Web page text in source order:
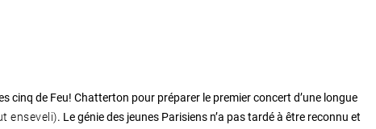
cinq de Feu! Chatterton pour préparer le premier concert d’une longue
enseveli). Le génie des jeunes Parisiens n’a pas tardé à être reconnu et